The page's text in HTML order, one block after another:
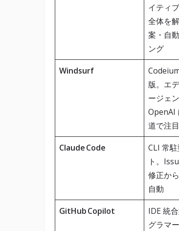
イティ
全体を
案・自
ング
Windsurf
版。エ
ージェン
OpenAI
道で注目
Claude Code
CLI 常
ト。
修正か
自動
GitHub Copilot
IDE 統
グラマ